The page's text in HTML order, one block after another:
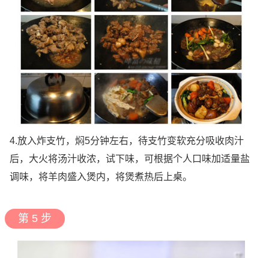
4.放入炸支竹，焖5分钟左右，待支竹变软充分吸收肉汁
后，大火将汤汁收浓，试下味，可根据个人口味加适量盐
调味，将羊肉盛入煲内，将煲煮热后上桌。
第 5 步